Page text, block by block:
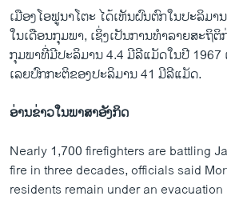
ເມືອງໂອຟູນາໂຕະ ໄດ້ເຫັນຝົນຕົກໃນປະລິມາ
ໃນເດືອນກຸມພາ, ເຊິ່ງເປັນການທຳລາຍສະຖິ
ກຸມພາທີ່ມີປະລິມານ 4.4 ມີລີແມັດໃນປີ 1967
ເລຍປົກກະຕິຂອງປະລິມານ 41 ມີລີແມັດ.
ອ່ານຂ່າວໃນພາສາອັງກິດ
Nearly 1,700 firefighters are battling
fire in three decades, officials said
residents remain under an